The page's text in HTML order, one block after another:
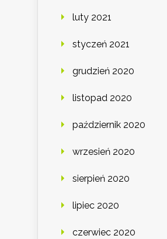
luty 2021
styczeń 2021
grudzień 2020
listopad 2020
październik 2020
wrzesień 2020
sierpień 2020
lipiec 2020
czerwiec 2020